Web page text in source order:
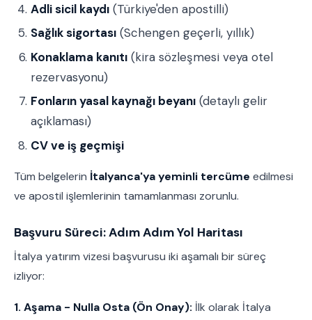
Adli sicil kaydı (Türkiye'den apostilli)
Sağlık sigortası (Schengen geçerli, yıllık)
Konaklama kanıtı (kira sözleşmesi veya otel
rezervasyonu)
Fonların yasal kaynağı beyanı (detaylı gelir
açıklaması)
CV ve iş geçmişi
Tüm belgelerin İtalyanca'ya yeminli tercüme edilmesi
ve apostil işlemlerinin tamamlanması zorunlu.
Başvuru Süreci: Adım Adım Yol Haritası
İtalya yatırım vizesi başvurusu iki aşamalı bir süreç
izliyor:
1. Aşama - Nulla Osta (Ön Onay): İlk olarak İtalya